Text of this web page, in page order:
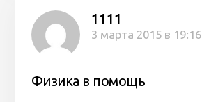
1111
3 марта 2015 в 19:16
Физика в помощь